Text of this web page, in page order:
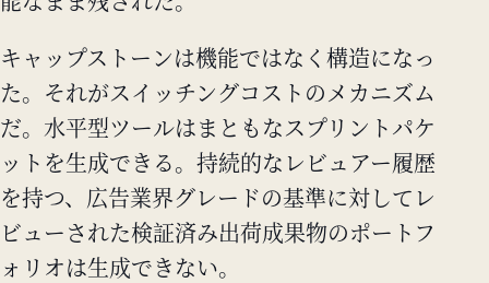
キャップストーンは機能ではなく構造になっ
た。それがスイッチングコストのメカニズム
だ。水平型ツールはまともなスプリントパケ
ットを生成できる。持続的なレビュアー履歴
を持つ、広告業界グレードの基準に対してレ
ビューされた検証済み出荷成果物のポートフ
ォリオは生成できない。